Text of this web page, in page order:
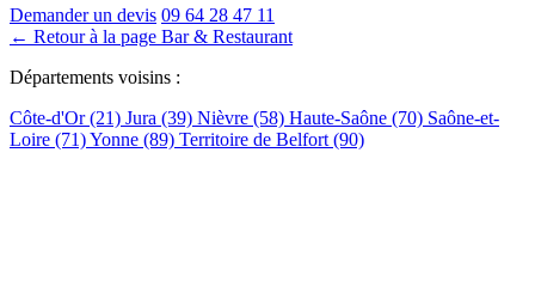
Demander un devis 09 64 28 47 11
← Retour à la page Bar & Restaurant
Départements voisins :
Côte-d'Or (21) Jura (39) Nièvre (58) Haute-Saône (70) Saône-et-
Loire (71)Yonne (89) Territoire de Belfort (90)